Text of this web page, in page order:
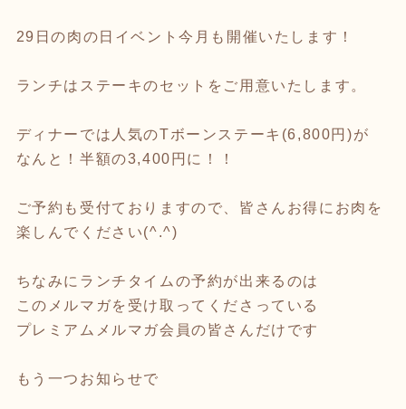
29日の肉の日イベント今月も開催いたします！
ランチはステーキのセットをご用意いたします。
ディナーでは人気のTボーンステーキ(6,800円)が
なんと！半額の3,400円に！！
ご予約も受付ておりますので、皆さんお得にお肉を
楽しんでください(^.^)
ちなみにランチタイムの予約が出来るのは
このメルマガを受け取ってくださっている
プレミアムメルマガ会員の皆さんだけです
もう一つお知らせで